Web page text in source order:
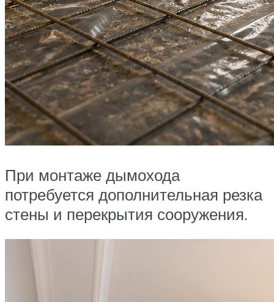
При монтаже дымохода
потребуется дополнительная резка
стены и перекрытия сооружения.